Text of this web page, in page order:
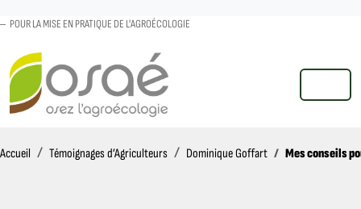
POUR LA MISE EN PRATIQUE DE L'AGROÉCOLOGIE
MENU
Accueil AccueilTémoignages d’Agriculteurs Dominique Goffart Mes conseils